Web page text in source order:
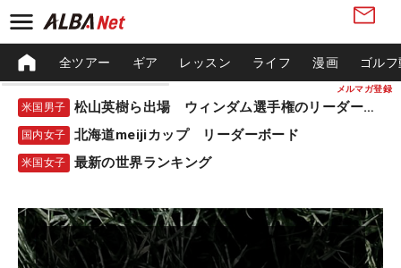
メルマガ登録
全ツアー ギア レッスン ライフ 漫画 ゴル
米国男子 松山英樹ら出場 ウィンダム選手権のリーダーボード
国内女子 北海道meijiカップ リーダーボード
米国女子 最新の世界ランキング